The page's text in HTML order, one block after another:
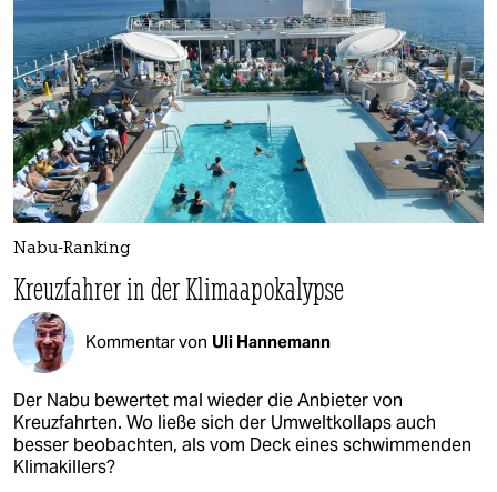
Nabu-Ranking
Kreuzfahrer in der Klimaapokalypse
Kommentar von Uli Hannemann
Der Nabu bewertet mal wieder die Anbieter von
Kreuzfahrten. Wo ließe sich der Umweltkollaps auch
besser beobachten, als vom Deck eines schwimmenden
Klimakillers?